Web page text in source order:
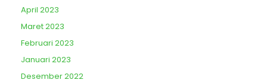
April 2023
Maret 2023
Februari 2023
Januari 2023
Desember 2022